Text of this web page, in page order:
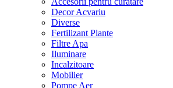
Decor Acvariu
Diverse
Fertilizant Plante
Filtre Apa
Iluminare
Incalzitoare
Mobilier
Pompe Aer